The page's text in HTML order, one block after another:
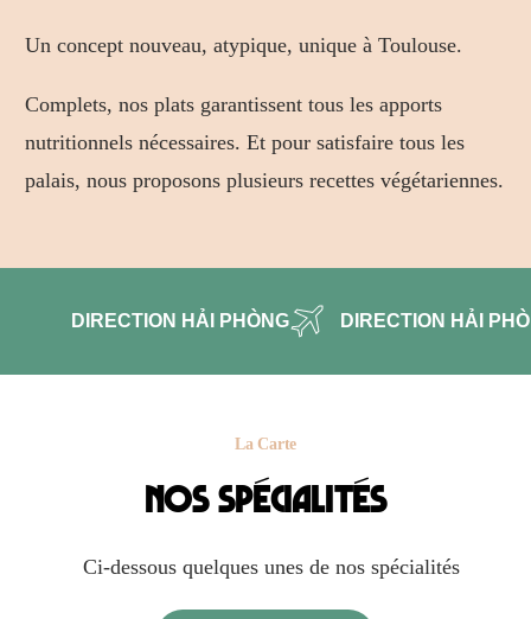
Un concept nouveau, atypique, unique à Toulouse.
Complets, nos plats garantissent tous les apports
nutritionnels nécessaires. Et pour satisfaire tous les
palais, nous proposons plusieurs recettes végétariennes.
DIRECTION HẢI PHÒNG DIRECTION HẢI
La Carte
Nos spécialités
Ci-dessous quelques unes de nos spécialités